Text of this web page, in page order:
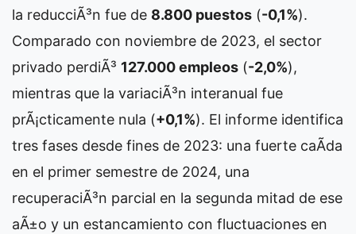
la reducciÃ³n fue de 8.800 puestos (-0,1%).
Comparado con noviembre de 2023, el sector
privado perdiÃ³ 127.000 empleos (-2,0%),
mientras que la variaciÃ³n interanual fue
prÃ¡cticamente nula (+0,1%). El informe identifica
tres fases desde fines de 2023: una fuerte caÃ­da
en el primer semestre de 2024, una
recuperaciÃ³n parcial en la segunda mitad de ese
aÃ±o y un estancamiento con fluctuaciones en